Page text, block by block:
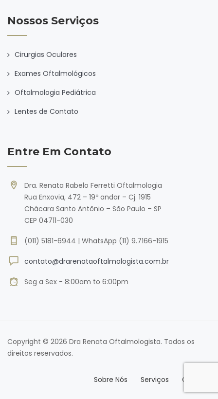
Nossos Serviços
Cirurgias Oculares
Exames Oftalmológicos
Oftalmologia Pediátrica
Lentes de Contato
Entre Em Contato
Dra. Renata Rabelo Ferretti Oftalmologia
Rua Enxovia, 472 – 19º andar – Cj. 1915
Chácara Santo Antônio – São Paulo – SP
CEP 04711-030
(011) 5181-6944 | WhatsApp (11) 9.7166-1915
contato@drarenataoftalmologista.com.br
Seg a Sex - 8:00am to 6:00pm
Copyright © 2026 Dra Renata Oftalmologista. Todos os
direitos reservados.
Sobre Nós Serviços Contato